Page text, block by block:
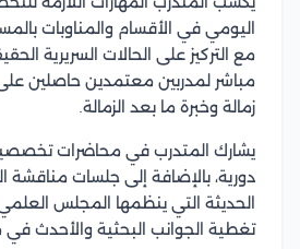
اليومي في الأقسام والمناوبات
مع التركيز على الحالات السريرية
مباشر لمدربين معتمدين حاصلين على
زمالة وخبرة ما بعد الزمالة.
يشارك المتدرب في محاضرات
دورية، بالإضافة إلى جلسات مناقشة
الحديثة التي ينظمها المجلس
تغطية الجوانب البحثية والأحدث في